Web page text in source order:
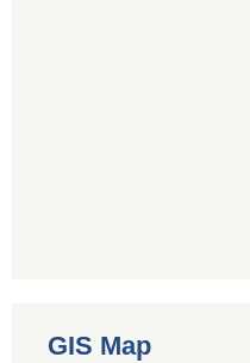
GIS Map